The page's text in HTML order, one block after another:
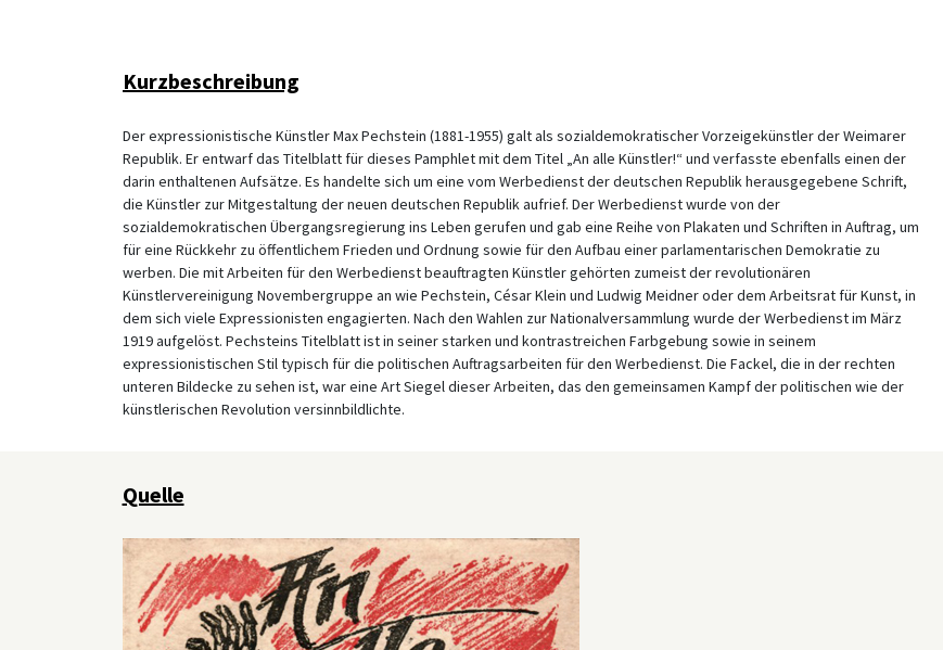
Kurzbeschreibung
Der expressionistische Künstler Max Pechstein (1881-1955) galt als sozialdemokratischer Vorzeigekünstler der Weimarer
Republik. Er entwarf das Titelblatt für dieses Pamphlet mit dem Titel „An alle Künstler!“ und verfasste ebenfalls einen der
darin enthaltenen Aufsätze. Es handelte sich um eine vom Werbedienst der deutschen Republik herausgegebene Schrift,
die Künstler zur Mitgestaltung der neuen deutschen Republik aufrief. Der Werbedienst wurde von der
sozialdemokratischen Übergangsregierung ins Leben gerufen und gab eine Reihe von Plakaten und Schriften in Auftrag, um
für eine Rückkehr zu öffentlichem Frieden und Ordnung sowie für den Aufbau einer parlamentarischen Demokratie zu
werben. Die mit Arbeiten für den Werbedienst beauftragten Künstler gehörten zumeist der revolutionären
Künstlervereinigung Novembergruppe an wie Pechstein, César Klein und Ludwig Meidner oder dem Arbeitsrat für Kunst, in
dem sich viele Expressionisten engagierten. Nach den Wahlen zur Nationalversammlung wurde der Werbedienst im März
1919 aufgelöst. Pechsteins Titelblatt ist in seiner starken und kontrastreichen Farbgebung sowie in seinem
expressionistischen Stil typisch für die politischen Auftragsarbeiten für den Werbedienst. Die Fackel, die in der rechten
unteren Bildecke zu sehen ist, war eine Art Siegel dieser Arbeiten, das den gemeinsamen Kampf der politischen wie der
künstlerischen Revolution versinnbildlichte.
Quelle